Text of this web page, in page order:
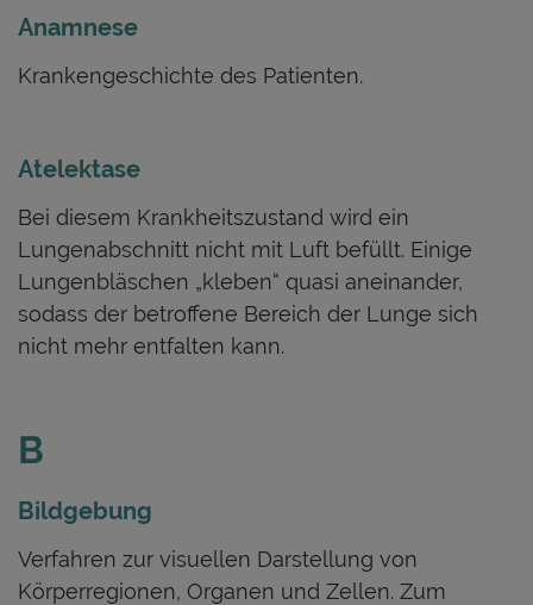
Anamnese
Krankengeschichte des Patienten.
Atelektase
Bei diesem Krankheitszustand wird ein
Lungenabschnitt nicht mit Luft befüllt. Einige
Lungenbläschen „kleben“ quasi aneinander,
sodass der betroffene Bereich der Lunge sich
nicht mehr entfalten kann.
B
Bildgebung
Verfahren zur visuellen Darstellung von
Körperregionen, Organen und Zellen. Zum